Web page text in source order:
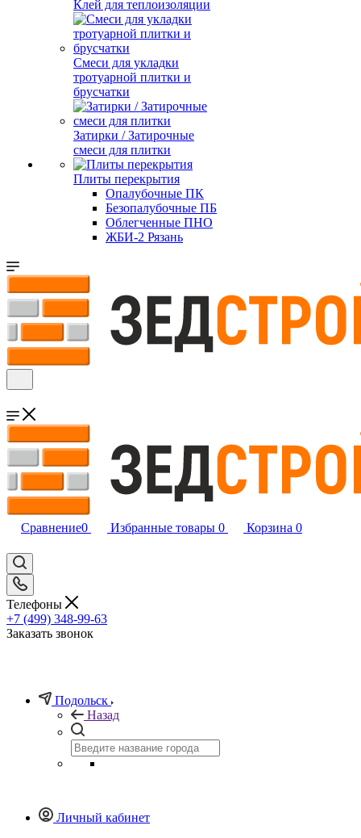
Клей для теплоизоляции
Смеси для укладки
тротуарной плитки и
брусчатки
Затирки / Затирочные
смеси для плитки
Плиты перекрытия
Опалубочные ПК
Безопалубочные ПБ
Облегченные ПНО
ЖБИ-2 Рязань
Сравнение0 Избранные товары 0 Корзина 0
Телефоны
+7 (499) 348-99-63
Заказать звонок
Подольск
Назад
Личный кабинет